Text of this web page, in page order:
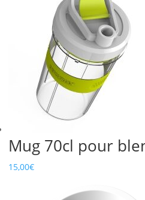
Mug 70cl pour
15,00€